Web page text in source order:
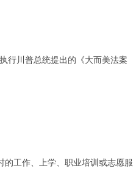
行川普总统提出的《大而美法案
的工作、上学、职业培训或志愿服